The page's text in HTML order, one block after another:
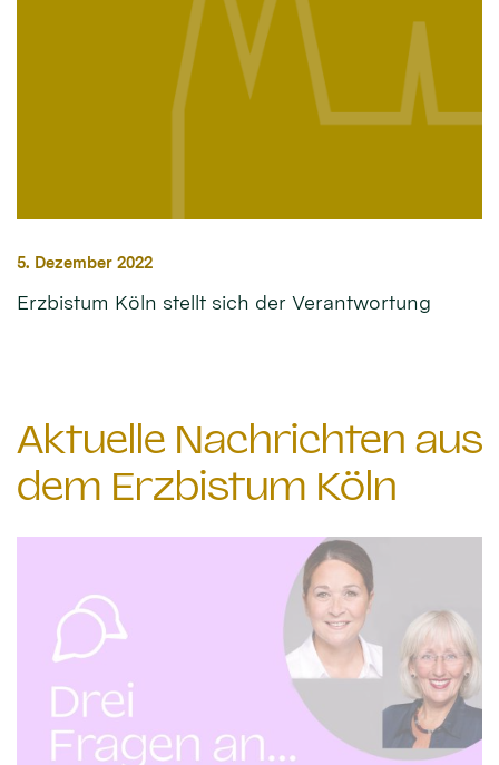
5. Dezember 2022
Erzbistum Köln stellt sich der Verantwortung
Aktuelle Nachrichten aus
dem Erzbistum Köln